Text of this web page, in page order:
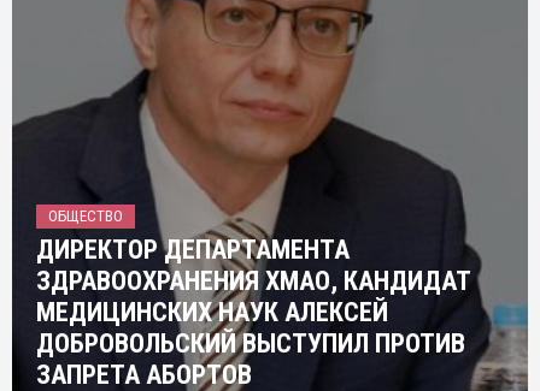
ОБЩЕСТВО
ДИРЕКТОР ДЕПАРТАМЕНТА
ЗДРАВООХРАНЕНИЯ ХМАО, КАНДИДАТ
МЕДИЦИНСКИХ НАУК АЛЕКСЕЙ
ДОБРОВОЛЬСКИЙ ВЫСТУПИЛ ПРОТИВ
ЗАПРЕТА АБОРТОВ